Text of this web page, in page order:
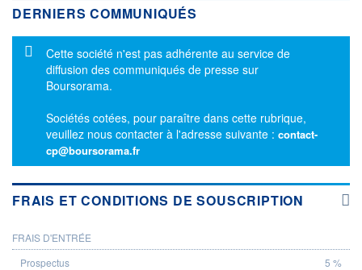
DERNIERS COMMUNIQUÉS
Message d'information
Cette société n'est pas adhérente au service de
diffusion des communiqués de presse sur
Boursorama.
Sociétés cotées, pour paraître dans cette rubrique,
veuillez nous contacter à l'adresse suivante : contact-
cp@boursorama.fr
FRAIS ET CONDITIONS DE SOUSCRIPTION
PROSPECTUS
FRAIS D'ENTRÉE
5 %